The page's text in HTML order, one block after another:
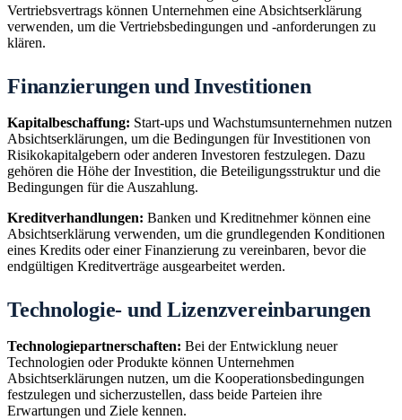
Vertriebsvertrags können Unternehmen eine Absichtserklärung
verwenden, um die Vertriebsbedingungen und -anforderungen zu
klären.
Finanzierungen und Investitionen
Kapitalbeschaffung: Start-ups und Wachstumsunternehmen nutzen
Absichtserklärungen, um die Bedingungen für Investitionen von
Risikokapitalgebern oder anderen Investoren festzulegen. Dazu
gehören die Höhe der Investition, die Beteiligungsstruktur und die
Bedingungen für die Auszahlung.
Kreditverhandlungen: Banken und Kreditnehmer können eine
Absichtserklärung verwenden, um die grundlegenden Konditionen
eines Kredits oder einer Finanzierung zu vereinbaren, bevor die
endgültigen Kreditverträge ausgearbeitet werden.
Technologie- und Lizenzvereinbarungen
Technologiepartnerschaften: Bei der Entwicklung neuer
Technologien oder Produkte können Unternehmen
Absichtserklärungen nutzen, um die Kooperationsbedingungen
festzulegen und sicherzustellen, dass beide Parteien ihre
Erwartungen und Ziele kennen.